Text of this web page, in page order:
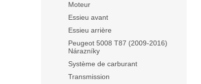
Moteur
Essieu avant
Essieu arrière
Peugeot 5008 T87 (2009-2016)
Nárazníky
Système de carburant
Transmission